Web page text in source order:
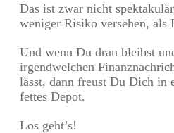
Das ist zwar nicht
weniger Risiko versehen, als
Und wenn Du dran bleibst
irgendwelchen
lässt, dann freust Du Dich in
fettes Depot.
Los geht’s!